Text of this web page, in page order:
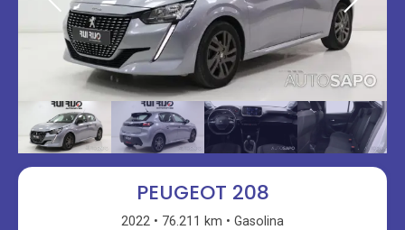
PEUGEOT 208
2022 76.211 km
Gasolina